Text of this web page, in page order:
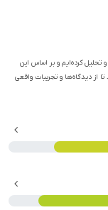
تحلیل کرده‌ایم و بر اساس این
از دیدگاه‌ها و تجربیات واقعی